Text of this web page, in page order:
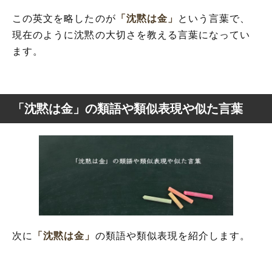
この英文を略したのが 「沈黙は金」
という言葉で、
現在のように沈黙の大切さを教える言葉になってい
ます。
「沈黙は金」の類語や類似表現や似た言葉
次に 「沈黙は金」 の類語や類似表現を紹介します。